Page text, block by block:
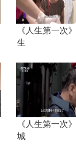
《人生第一次
生
《人生第一次
城